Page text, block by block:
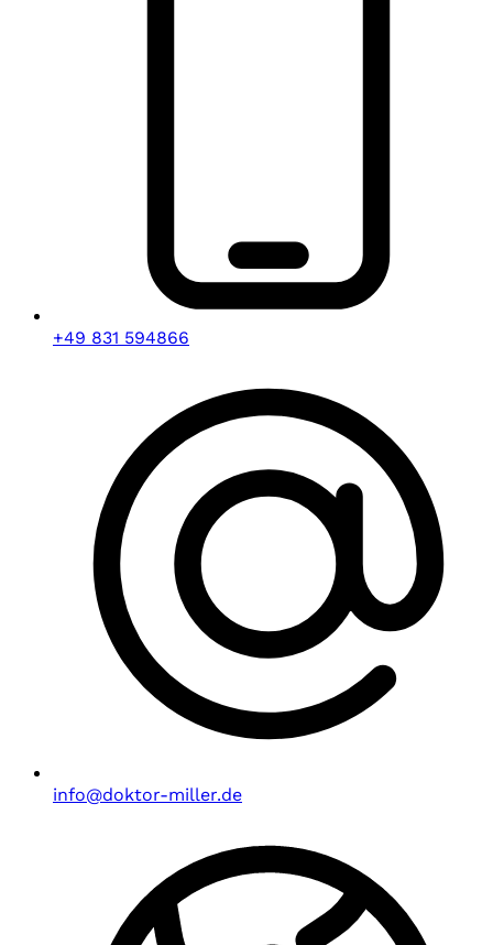
+49 831 594866
info@doktor-miller.de